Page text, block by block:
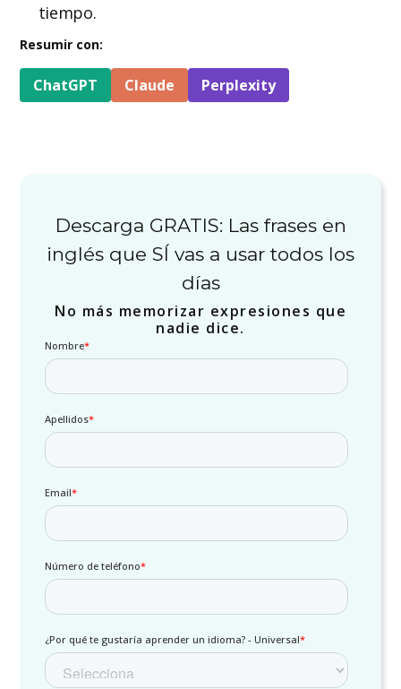
Descarga GRATIS: Las frases en
inglés que SÍ vas a usar todos los
días
No más memorizar expresiones que
nadie dice.
tiempo.
Resumir con:
ChatGPT Claude Perplexity